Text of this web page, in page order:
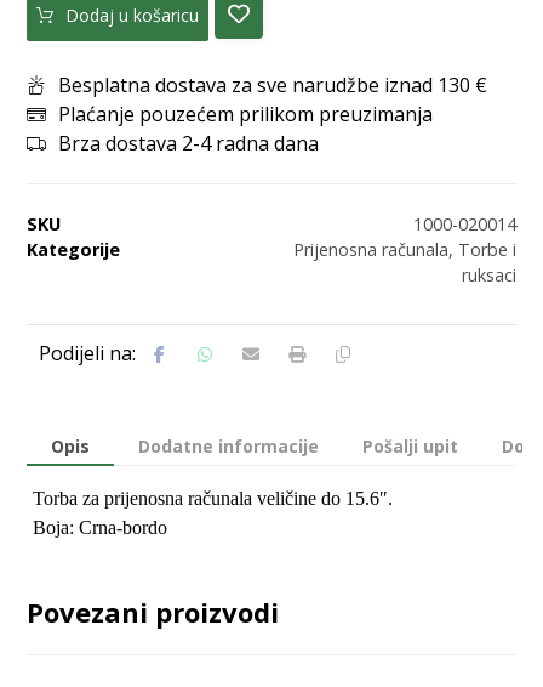
Dodaj u košaricu
Besplatna dostava za sve narudžbe iznad 130 €
Plaćanje pouzećem prilikom preuzimanja
Brza dostava 2-4 radna dana
SKU
1000-020014
Kategorije
Prijenosna računala, Torbe i
ruksaci
Opis Dodatne informacije Pošalji upit
Torba za prijenosna računala veličine do 15.6″.
Boja: Crna-bordo
Povezani proizvodi